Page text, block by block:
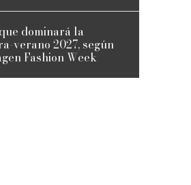
dominará la
verano 2027, según
Fashion Week